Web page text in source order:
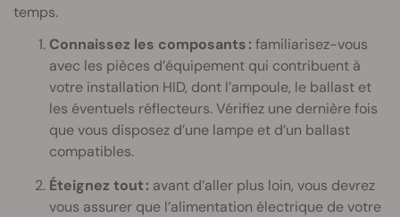
temps.
Connaissez les composants : familiarisez-vous
avec les pièces d’équipement qui contribuent à
votre installation HID, dont l’ampoule, le ballast et
les éventuels réflecteurs. Vérifiez une dernière fois
que vous disposez d’une lampe et d’un ballast
compatibles.
Éteignez tout : avant d’aller plus loin, vous devrez
vous assurer que l’alimentation électrique de votre